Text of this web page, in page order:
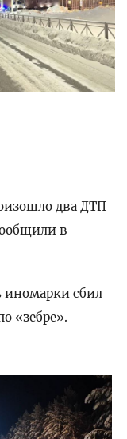
два ДТП
в
иномарки сбил
«зебре».